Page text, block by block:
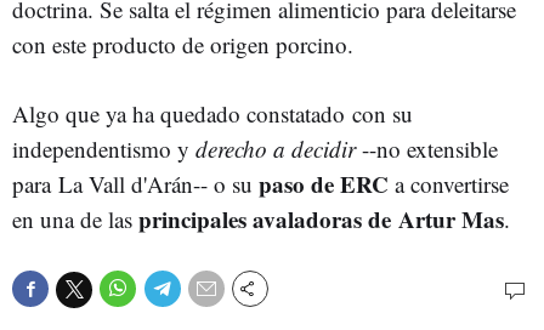
doctrina. Se salta el régimen alimenticio para deleitarse
con este producto de origen porcino.
Algo que ya ha quedado constatado con su
independentismo y derecho a decidir--no extensible
para La Vall d'Arán-- o su paso de ERC a convertirse
en una de las principales avaladoras de Artur Mas.